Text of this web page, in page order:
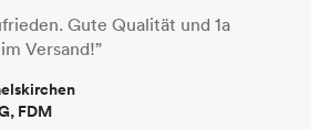
Gute Qualität und 1a
Versand!”
FDM